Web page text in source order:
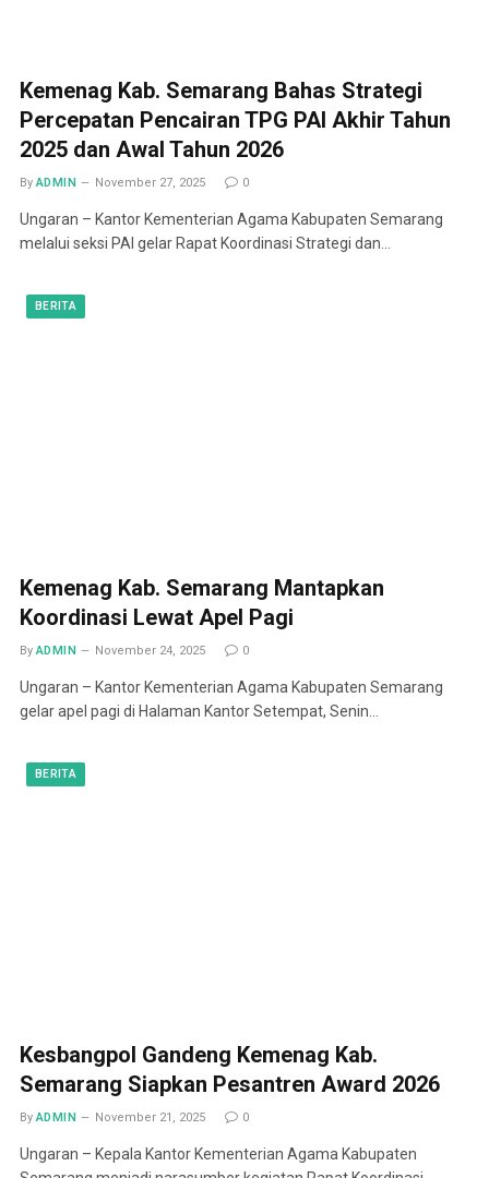
Kemenag Kab. Semarang Bahas Strategi
Percepatan Pencairan TPG PAI Akhir Tahun
2025 dan Awal Tahun 2026
By ADMIN November 27, 2025 0
Ungaran – Kantor Kementerian Agama Kabupaten Semarang
melalui seksi PAI gelar Rapat Koordinasi Strategi dan…
BERITA
Kemenag Kab. Semarang Mantapkan
Koordinasi Lewat Apel Pagi
By ADMIN November 24, 2025 0
Ungaran – Kantor Kementerian Agama Kabupaten Semarang
gelar apel pagi di Halaman Kantor Setempat, Senin…
BERITA
Kesbangpol Gandeng Kemenag Kab.
Semarang Siapkan Pesantren Award 2026
By ADMIN November 21, 2025 0
Ungaran – Kepala Kantor Kementerian Agama Kabupaten